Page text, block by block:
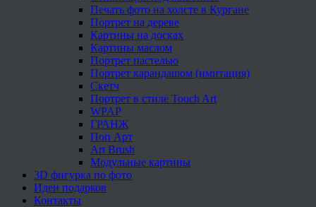
Печать фото на холсте в Кургане
Портрет на дереве
Картины на досках
Картины маслом
Портрет пастелью
Портрет карандашом (имитация)
Скетч
Портрет в стиле Touch Art
WPAP
ГРАНЖ
Поп Арт
Art Brush
Модульные картины
3D фигурка по фото
Идеи подарков
Контакты